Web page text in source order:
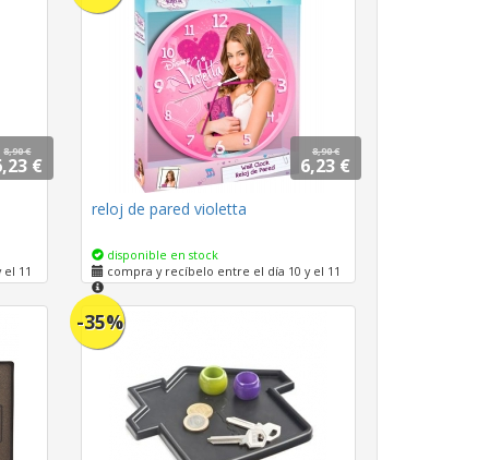
8,90 €
€
11
8,90 €
6,23 €
reloj de pared violetta
disponible en stock
compra y recíbelo entre el día 10 y el 11
-35%